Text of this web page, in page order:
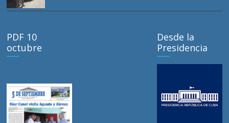
PDF 10
octubre
Desde la
Presidencia